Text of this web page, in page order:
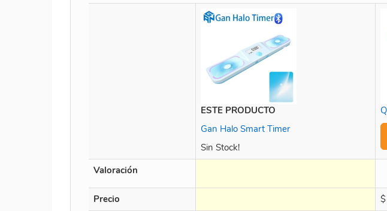
ESTE PRODUCTO
Gan Halo Smart Timer
Sin Stock!
Valoración
Precio $